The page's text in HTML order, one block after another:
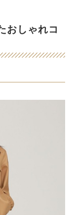
おしゃれコ